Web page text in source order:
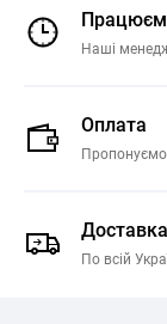
Наші
Оплата
Пропонуємо
Доставка
По всій